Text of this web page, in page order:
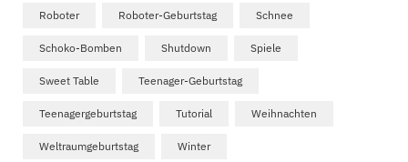
Roboter Roboter-Geburtstag Schnee
Schoko-Bomben Shutdown Spiele
Sweet Table Teenager-Geburtstag
Teenagergeburtstag Tutorial Weihnachten
Weltraumgeburtstag Winter